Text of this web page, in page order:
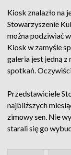
Kiosk znalazło na
Stowarzyszenie
można podziwiać
Kiosk w zamyśle
galeria jest jedną z
spotkań.
Przedstawiciele
najbliższych
zimowy sen. Nie
starali się go